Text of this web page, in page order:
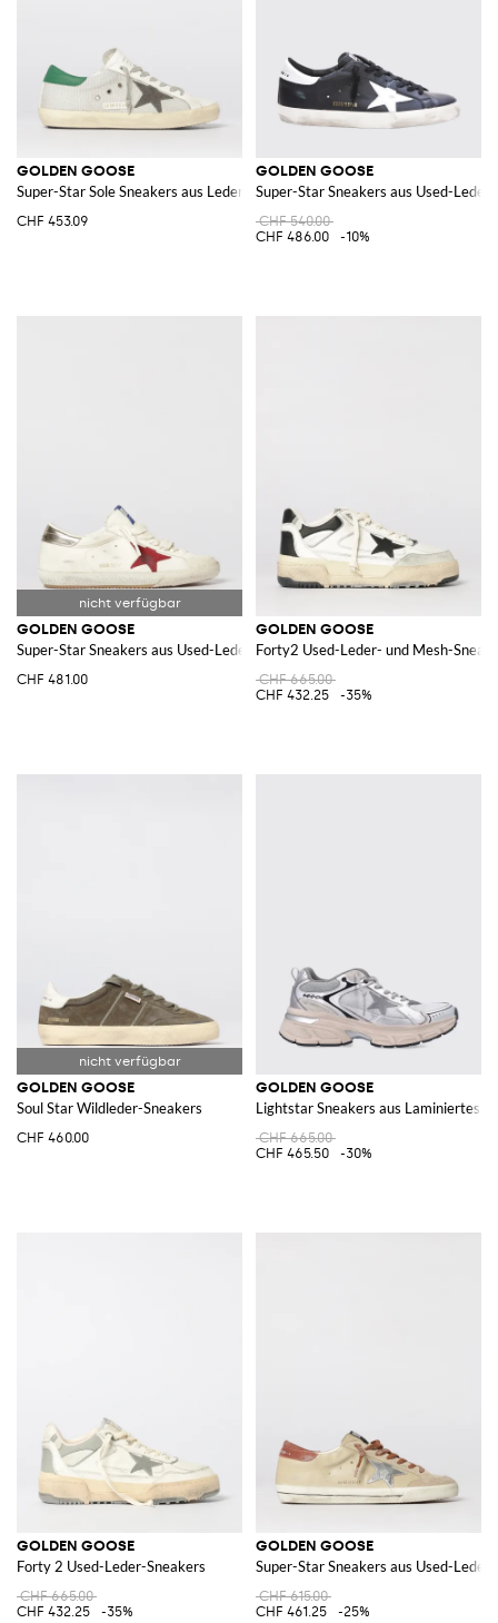
GOLDEN GOOSE
Super-Star Sole Sneakers aus Leder und Mesh
CHF 453.09
GOLDEN GOOSE
Super-Star Sneakers aus Used-Leder
CHF 540.00
CHF 486.00
-10%
GOLDEN GOOSE
Super-Star Sneakers aus Used-Leder
CHF 481.00
GOLDEN GOOSE
Forty2 Used-Leder- und Mesh-
CHF 665.00
CHF 432.25
-35%
GOLDEN GOOSE
Soul Star Wildleder-Sneakers
CHF 460.00
GOLDEN GOOSE
Lightstar Sneakers aus Laminiertes
CHF 665.00
CHF 465.50
-30%
GOLDEN GOOSE
Forty 2 Used-Leder-Sneakers
CHF 665.00
CHF 432.25
-35%
GOLDEN GOOSE
Super-Star Sneakers aus Used-Leder
CHF 615.00
CHF 461.25
-25%